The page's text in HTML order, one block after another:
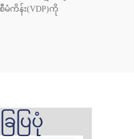
မံကိန်း(VDP)ကို
ပြပုံ